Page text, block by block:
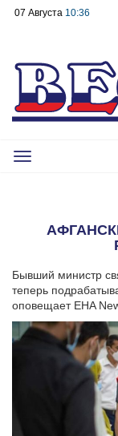
07 Августа 10:36
Toggle
Бывший министр
теперь
оповещает EHA